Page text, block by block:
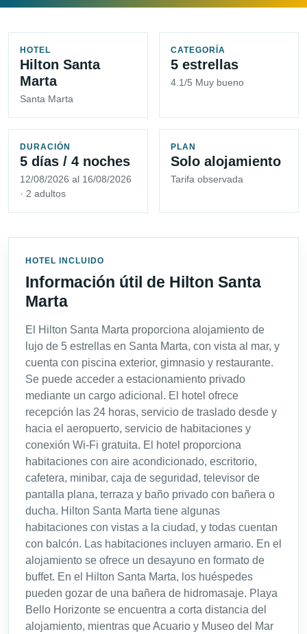
HOTEL
Hilton Santa
Marta
Santa Marta
CATEGORÍA
5 estrellas
4.1/5 Muy bueno
DURACIÓN
5 días / 4 noches
12/08/2026 al 16/08/2026
· 2 adultos
PLAN
Solo alojamiento
Tarifa observada
HOTEL INCLUIDO
Información útil de Hilton Santa
Marta
El Hilton Santa Marta proporciona alojamiento de
lujo de 5 estrellas en Santa Marta, con vista al mar, y
cuenta con piscina exterior, gimnasio y restaurante.
Se puede acceder a estacionamiento privado
mediante un cargo adicional. El hotel ofrece
recepción las 24 horas, servicio de traslado desde y
hacia el aeropuerto, servicio de habitaciones y
conexión Wi-Fi gratuita. El hotel proporciona
habitaciones con aire acondicionado, escritorio,
cafetera, minibar, caja de seguridad, televisor de
pantalla plana, terraza y baño privado con bañera o
ducha. Hilton Santa Marta tiene algunas
habitaciones con vistas a la ciudad, y todas cuentan
con balcón. Las habitaciones incluyen armario. En el
alojamiento se ofrece un desayuno en formato de
buffet. En el Hilton Santa Marta, los huéspedes
pueden gozar de una bañera de hidromasaje. Playa
Bello Horizonte se encuentra a corta distancia del
alojamiento, mientras que Acuario y Museo del Mar